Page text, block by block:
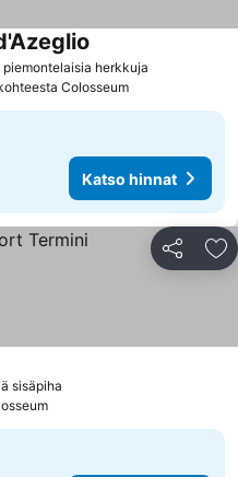
herkkuja
Colosseum
Katso hinnat
Jaa
sisäpiha
hinnat